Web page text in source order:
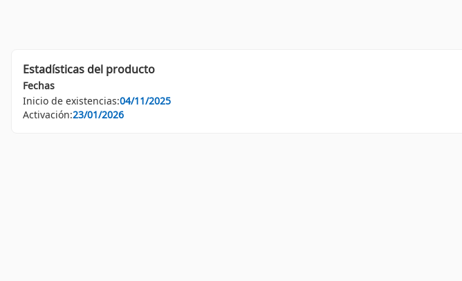
Estadísticas del producto
Fechas
Inicio de existencias:04/11/2025
Activación:23/01/2026